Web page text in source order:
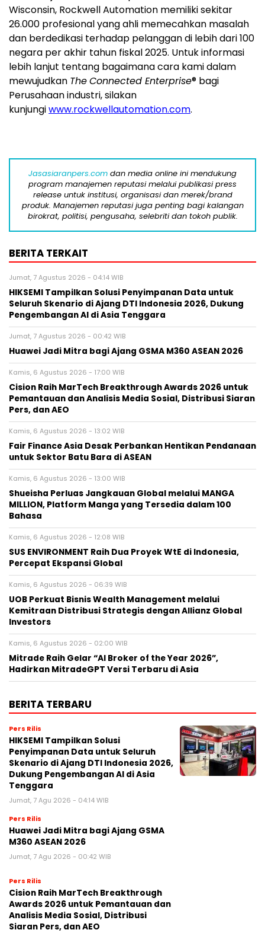
Wisconsin, Rockwell Automation memiliki sekitar
26.000 profesional yang ahli memecahkan masalah
dan berdedikasi terhadap pelanggan di lebih dari 100
negara per akhir tahun fiskal 2025. Untuk informasi
lebih lanjut tentang bagaimana cara kami dalam
mewujudkan TheConnected Enterprise® bagi
Perusahaan industri, silakan
kunjungiwww.rockwellautomation.com.
Jasasiaranpers.com dan media online ini mendukung
program manajemen reputasi melalui publikasi press
release untuk institusi, organisasi dan merek/brand
produk. Manajemen reputasi juga penting bagi kalangan
birokrat, politisi, pengusaha, selebriti dan tokoh publik.
BERITA TERKAIT
Jumat, 7 Agustus 2026 - 04:14 WIB
HIKSEMI Tampilkan Solusi Penyimpanan Data untuk
Seluruh Skenario di Ajang DTI Indonesia 2026, Dukung
Pengembangan AI di Asia Tenggara
Jumat, 7 Agustus 2026 - 00:42 WIB
Huawei Jadi Mitra bagi Ajang GSMA M360 ASEAN 2026
Kamis, 6 Agustus 2026 - 17:00 WIB
Cision Raih MarTech Breakthrough Awards 2026 untuk
Pemantauan dan Analisis Media Sosial, Distribusi Siaran
Pers, dan AEO
Kamis, 6 Agustus 2026 - 13:02 WIB
Fair Finance Asia Desak Perbankan Hentikan Pendanaan
untuk Sektor Batu Bara di ASEAN
Kamis, 6 Agustus 2026 - 13:00 WIB
Shueisha Perluas Jangkauan Global melalui MANGA
MILLION, Platform Manga yang Tersedia dalam 100
Bahasa
Kamis, 6 Agustus 2026 - 12:08 WIB
SUS ENVIRONMENT Raih Dua Proyek WtE di Indonesia,
Percepat Ekspansi Global
Kamis, 6 Agustus 2026 - 06:39 WIB
UOB Perkuat Bisnis Wealth Management melalui
Kemitraan Distribusi Strategis dengan Allianz Global
Investors
Kamis, 6 Agustus 2026 - 02:00 WIB
Mitrade Raih Gelar “AI Broker of the Year 2026”,
Hadirkan MitradeGPT Versi Terbaru di Asia
BERITA TERBARU
Pers Rilis
HIKSEMI Tampilkan Solusi
Penyimpanan Data untuk Seluruh
Skenario di Ajang DTI Indonesia 2026,
Dukung Pengembangan AI di Asia
Tenggara
Jumat, 7 Agu 2026 - 04:14 WIB
Pers Rilis
Huawei Jadi Mitra bagi Ajang GSMA
M360 ASEAN 2026
Jumat, 7 Agu 2026 - 00:42 WIB
Pers Rilis
Cision Raih MarTech Breakthrough
Awards 2026 untuk Pemantauan dan
Analisis Media Sosial, Distribusi
Siaran Pers, dan AEO